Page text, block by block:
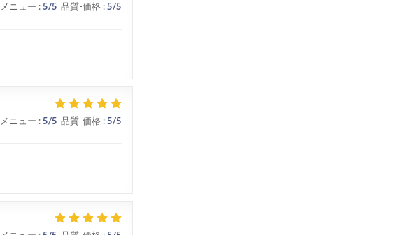
メニュー : 5/5 品質-価格: 5/5
メニュー : 5/5 品質-価格: 5/5